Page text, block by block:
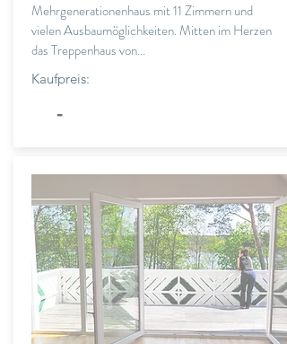
Mehrgenerationenhaus mit 11 Zimmern und
vielen Ausbaumöglichkeiten. Mitten im Herzen
das Treppenhaus von...
Kaufpreis:
-